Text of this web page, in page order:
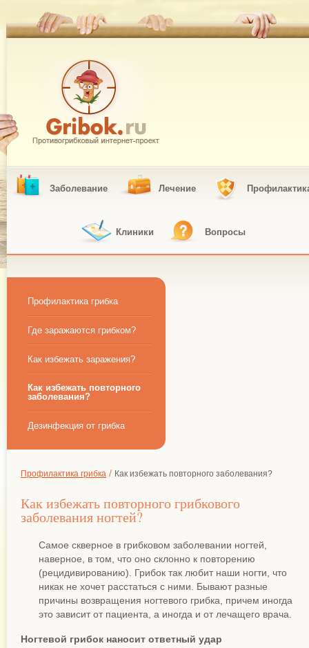
Грибок.РУ. Противогрибковый
интернет-проект
Заболевание Лечение
Клиники Вопросы
Профилактика грибка
Где заражаются грибком?
Как избежать заражения?
Как избежать повторного
заболевания?
Дезинфекция от грибка
Профилактика грибка / Как избежать повторного заболевания?
Как избежать повторного грибкового
заболевания ногтей?
Самое скверное в грибковом заболевании ногтей,
наверное, в том, что оно склонно к повторению
(рецидивированию). Грибок так любит наши ногти, что
никак не хочет расстаться с ними. Бывают разные
причины возвращения ногтевого грибка, причем иногда
это зависит от пациента, а иногда и от лечащего врача.
Ногтевой грибок наносит ответный удар